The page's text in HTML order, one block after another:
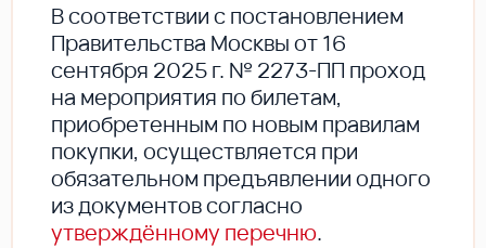
В соответствии с постановлением
Правительства Москвы от 16
сентября 2025 г. № 2273-ПП проход
на мероприятия по билетам,
приобретенным по новым правилам
покупки, осуществляется при
обязательном предъявлении одного
из документов согласно
утверждённому перечню.